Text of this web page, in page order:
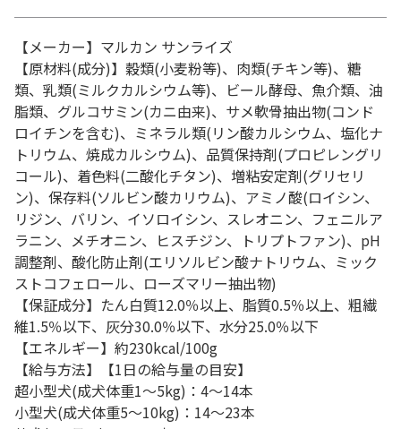
【メーカー】マルカン サンライズ
【原材料(成分)】穀類(小麦粉等)、肉類(チキン等)、糖
類、乳類(ミルクカルシウム等)、ビール酵母、魚介類、油
脂類、グルコサミン(カニ由来)、サメ軟骨抽出物(コンド
ロイチンを含む)、ミネラル類(リン酸カルシウム、塩化ナ
トリウム、焼成カルシウム)、品質保持剤(プロピレングリ
コール)、着色料(二酸化チタン)、増粘安定剤(グリセリ
ン)、保存料(ソルビン酸カリウム)、アミノ酸(ロイシン、
リジン、バリン、イソロイシン、スレオニン、フェニルア
ラニン、メチオニン、ヒスチジン、トリプトファン)、pH
調整剤、酸化防止剤(エリソルビン酸ナトリウム、ミック
ストコフェロール、ローズマリー抽出物)
【保証成分】たん白質12.0％以上、脂質0.5％以上、粗繊
維1.5％以下、灰分30.0％以下、水分25.0％以下
【エネルギー】約230kcal/100g
【給与方法】【1日の給与量の目安】
超小型犬(成犬体重1～5kg)：4～14本
小型犬(成犬体重5～10kg)：14～23本